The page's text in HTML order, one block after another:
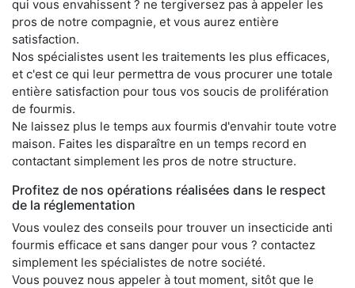
qui vous envahissent ? ne tergiversez pas à appeler les
pros de notre compagnie, et vous aurez entière
satisfaction.
Nos spécialistes usent les traitements les plus efficaces,
et c'est ce qui leur permettra de vous procurer une totale
entière satisfaction pour tous vos soucis de prolifération
de fourmis.
Ne laissez plus le temps aux fourmis d'envahir toute votre
maison. Faites les disparaître en un temps record en
contactant simplement les pros de notre structure.
Profitez de nos opérations réalisées dans le respect
de la réglementation
Vous voulez des conseils pour trouver un insecticide anti
fourmis efficace et sans danger pour vous ? contactez
simplement les spécialistes de notre société.
Vous pouvez nous appeler à tout moment, sitôt que le